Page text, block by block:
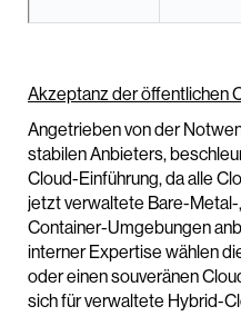
Akzeptanz der öffentlichen
Angetrieben von der
stabilen Anbieters,
Cloud-Einführung, da alle
jetzt verwaltete Bare-Metal-
Container-Umgebungen
interner Expertise wählen
oder einen souveränen
sich für verwaltete Hybrid-